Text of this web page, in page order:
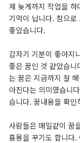
제 늦게까지 작업을
기억이 납니다. 참으로
좋았습니다.
갑자기 기분이 좋아지
좋은 꿈인 것 같았습
는 꿈은 지금까지 잘
아진다는 의미였습니
습니다. 꿈내용을 확
사람들은 매일같이 꿈
흉몽을 꾸기도 합니다